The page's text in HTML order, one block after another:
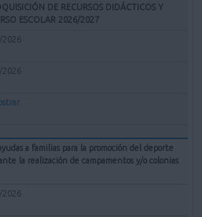
DE RECURSOS DIDÁCTICOS Y
ESCOLAR 2026/2027
2026
2026
a familias para la promoción del deporte
la realización de campamentos y/o colonias
2026